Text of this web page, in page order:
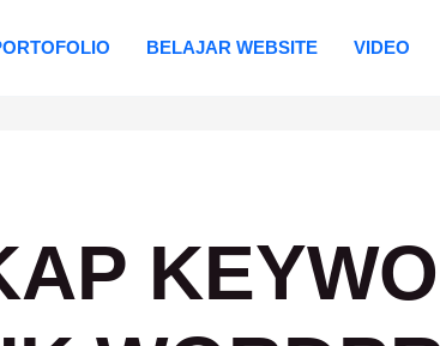
BELAJAR WEBSITE VIDEO